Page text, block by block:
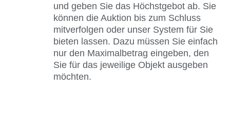
und geben Sie das Höchstgebot ab. Sie
können die Auktion bis zum Schluss
mitverfolgen oder unser System für Sie
bieten lassen. Dazu müssen Sie einfach
nur den Maximalbetrag eingeben, den
Sie für das jeweilige Objekt ausgeben
möchten.